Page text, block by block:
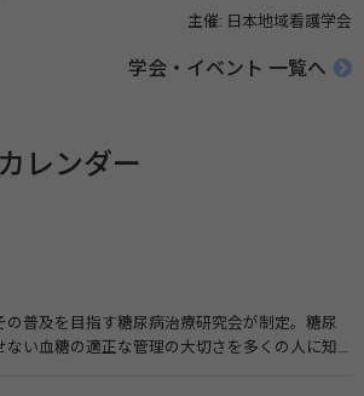
主催: 日本地域看護学会
学会・イベント 一覧へ
レンダー
普及を目指す糖尿病治療研究会が制定。糖尿
ない血糖の適正な管理の大切さを多くの人に知